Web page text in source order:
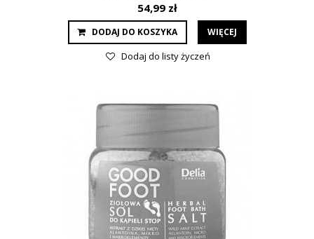
54,99 zł
DODAJ DO KOSZYKA WIĘCEJ
Dodaj do listy życzeń